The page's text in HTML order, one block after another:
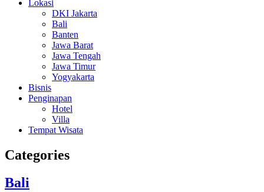
Lokasi
DKI Jakarta
Bali
Banten
Jawa Barat
Jawa Tengah
Jawa Timur
Yogyakarta
Bisnis
Penginapan
Hotel
Villa
Tempat Wisata
Categories
Bali